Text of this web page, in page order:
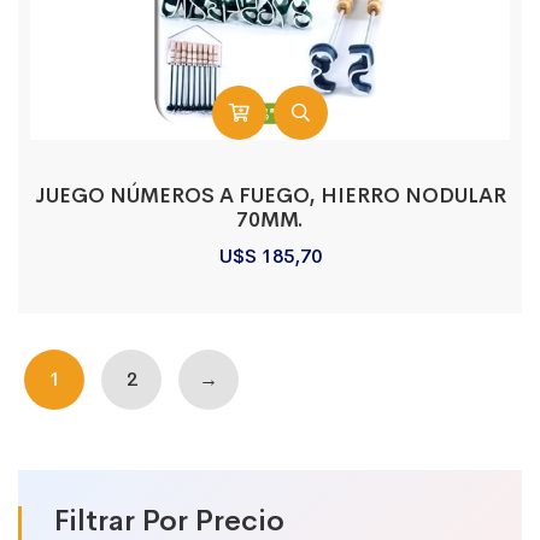
Filtrar Por Precio
JUEGO NÚMEROS A FUEGO, HIERRO NODULAR
70MM.
U$S 185,70
1 2 →